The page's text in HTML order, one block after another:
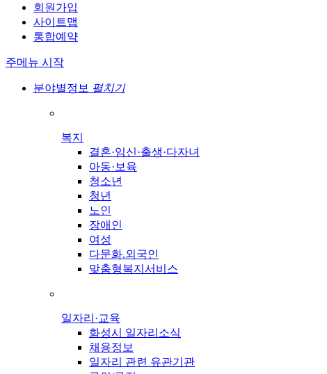
회원가입
사이트맵
통합예약
주메뉴 시작
분야별정보 펼치기
복지
결혼·임신·출생·다자녀
아동·보육
청소년
청년
노인
장애인
여성
다문화.외국인
맞춤형복지서비스
일자리·교육
화성시 일자리소식
채용정보
일자리 관련 유관기관